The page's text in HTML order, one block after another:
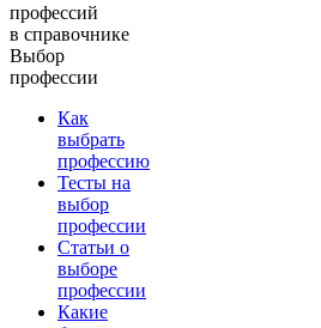
профессий
в справочнике
Выбор
профессии
Как
выбрать
профессию
Тесты на
выбор
профессии
Статьи о
выборе
профессии
Какие